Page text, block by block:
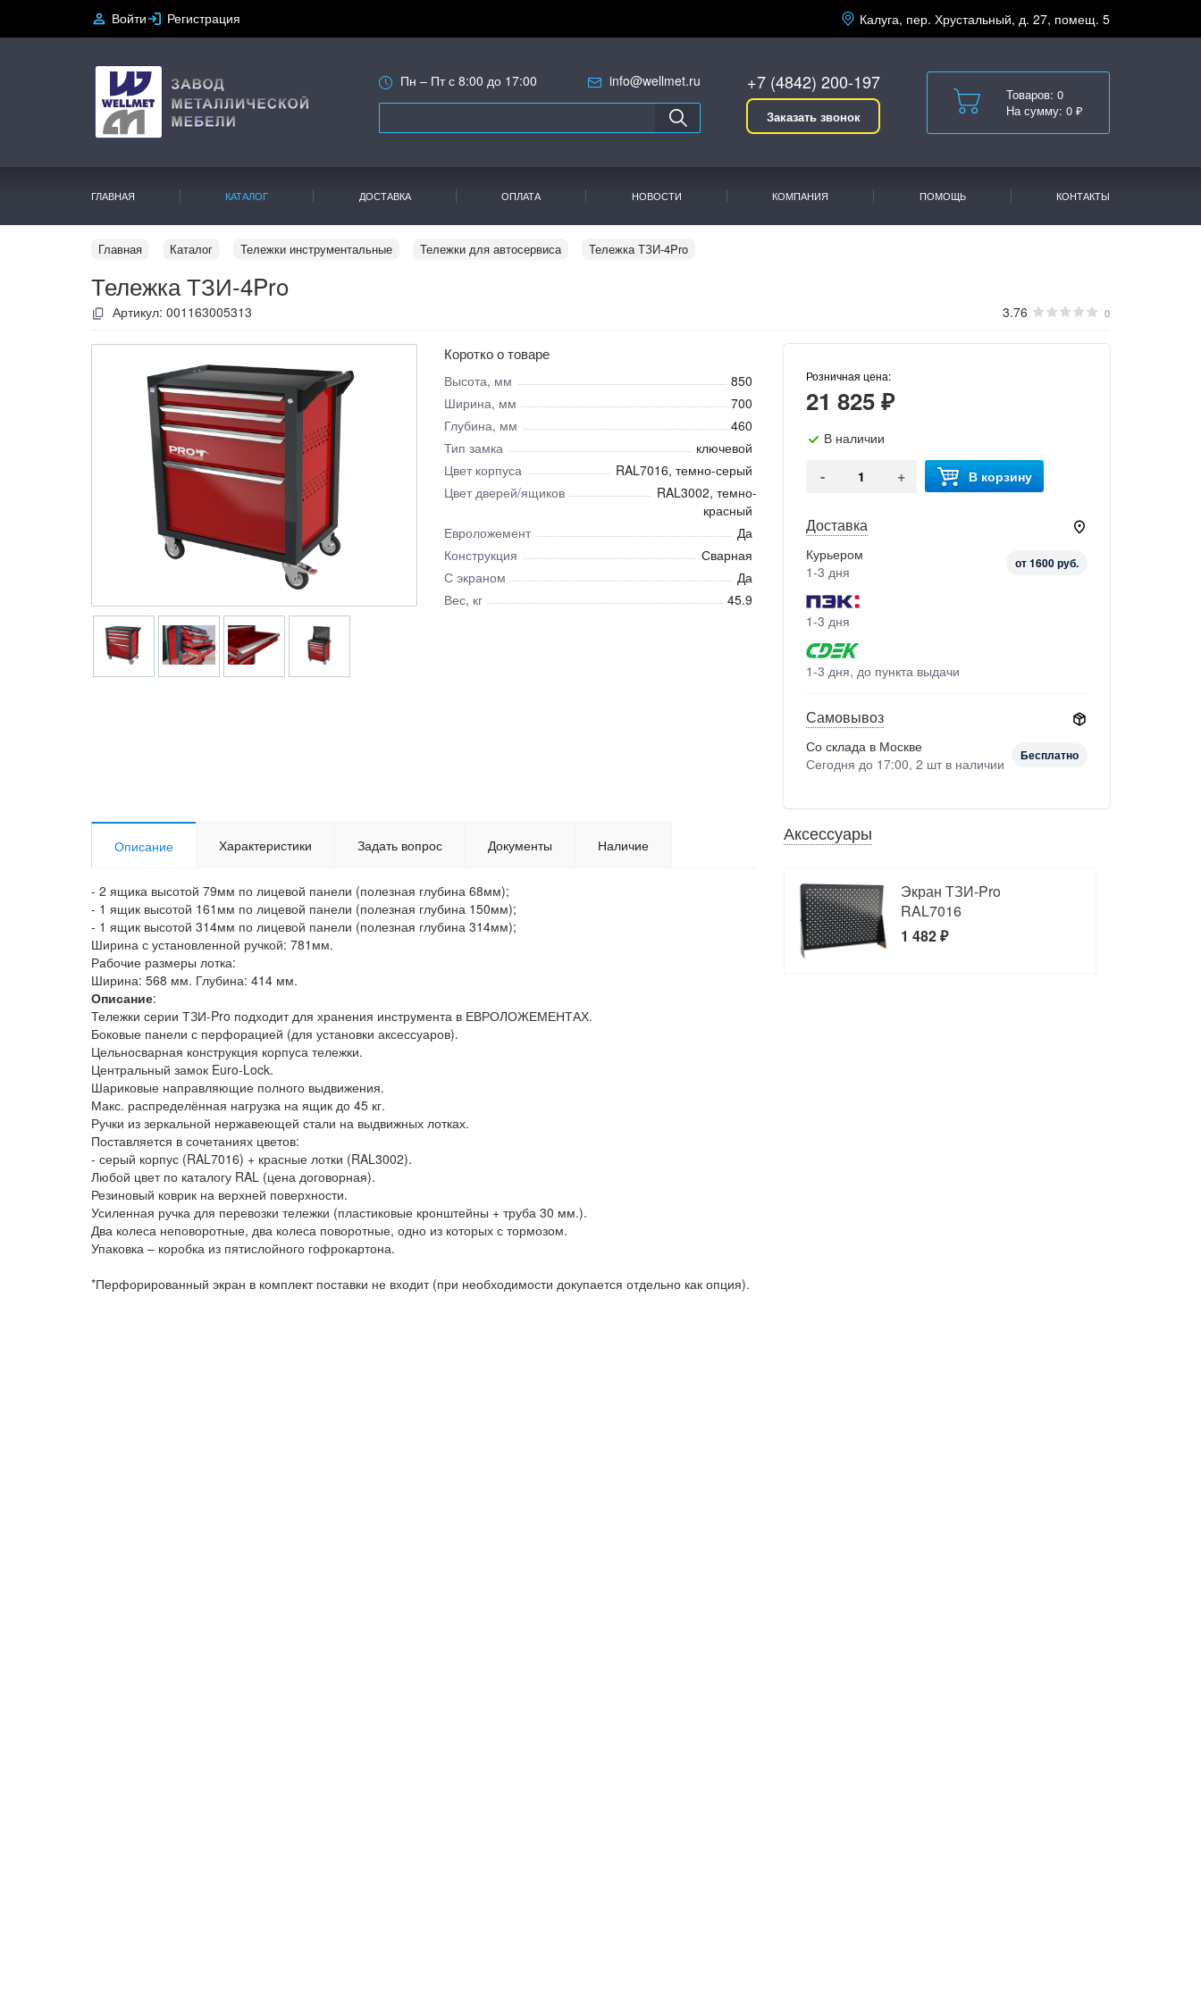
Войти Регистрация Калуга, пер. Хрустальный, д. 27, помещ. 5
Пн – Пт с 8:00 до 17:00 info@wellmet.ru +7 (4842) 200-197
Заказать звонок
Товаров: 0
На сумму: 0 ₽
ГЛАВНАЯ КАТАЛОГ ДОСТАВКА ОПЛАТА НОВОСТИ КОМПАНИЯ ПОМОЩЬ КОНТАКТЫ
Главная Каталог Тележки инструментальные Тележки для автосервиса Тележка ТЗИ-4Pro
Тележка ТЗИ-4Pro
Артикул: 001163005313 3.76 0
Коротко о товаре
Высота, мм
850
Ширина, мм
700
Глубина, мм
460
Тип замка
ключевой
Цвет корпуса
RAL7016, темно-серый
Цвет дверей/ящиков
RAL3002, темно-
красный
Евроложемент
Да
Конструкция
Сварная
С экраном
Да
Вес, кг
45.9
Розничная цена:
21 825 ₽
В наличии
- + В корзину
Доставка
Курьером
1-3 дня
от 1600 руб.
1-3 дня
1-3 дня, до пункта выдачи
Самовывоз
Со склада в Москве
Сегодня до 17:00, 2 шт в наличии
Бесплатно
Описание Характеристики Задать вопрос Документы Наличие
- 2 ящика высотой 79мм по лицевой панели (полезная глубина 68мм);
- 1 ящик высотой 161мм по лицевой панели (полезная глубина 150мм);
- 1 ящик высотой 314мм по лицевой панели (полезная глубина 314мм);
Ширина с установленной ручкой: 781мм.
Рабочие размеры лотка:
Ширина: 568 мм. Глубина: 414 мм.
Описание:
Тележки серии ТЗИ-Pro подходит для хранения инструмента в ЕВРОЛОЖЕМЕНТАХ.
Боковые панели с перфорацией (для установки аксессуаров).
Цельносварная конструкция корпуса тележки.
Центральный замок Euro-Lock.
Шариковые направляющие полного выдвижения.
Макс. распределённая нагрузка на ящик до 45 кг.
Ручки из зеркальной нержавеющей стали на выдвижных лотках.
Поставляется в сочетаниях цветов:
- серый корпус (RAL7016) + красные лотки (RAL3002).
Любой цвет по каталогу RAL (цена договорная).
Резиновый коврик на верхней поверхности.
Усиленная ручка для перевозки тележки (пластиковые кронштейны + труба 30 мм.).
Два колеса неповоротные, два колеса поворотные, одно из которых с тормозом.
Упаковка – коробка из пятислойного гофрокартона.
*Перфорированный экран в комплект поставки не входит (при необходимости докупается отдельно как опция).
Аксессуары
Экран ТЗИ-Pro
RAL7016
1 482 ₽